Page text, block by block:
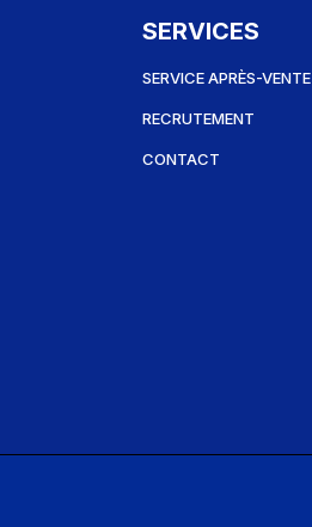
SERVICES
SERVICE APRÈS-VENTE
RECRUTEMENT
CONTACT